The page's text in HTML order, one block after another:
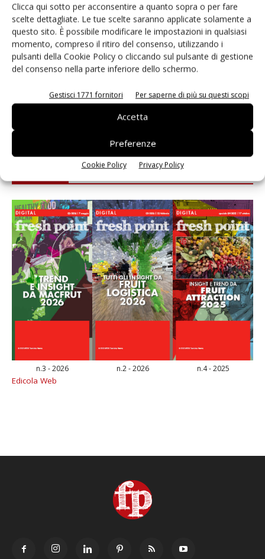
Clicca qui sotto per acconsentire a quanto sopra o per fare
scelte dettagliate. Le tue scelte saranno applicate solamente a
questo sito. È possibile modificare le impostazioni in qualsiasi
momento, compreso il ritiro del consenso, utilizzando i
pulsanti della Cookie Policy o cliccando sul pulsante di gestione
del consenso nella parte inferiore dello schermo.
Gestisci 1771 fornitori Per saperne di più su questi scopi
Accetta
Preferenze
Cookie Policy Privacy Policy
Andamento prezzi ortofrutta in Italia al 27 luglio
2026
Leonardo Odorizzi: “Dobbiamo creare stupore nel
punto di vendita” #vocidellortofrutta
L’ortofrutta di Extra Supermercati tra localismo e
Ai #Repartofresh
n.3 - 2026 n.2 - 2026 n.4 - 2025
Edicola Web